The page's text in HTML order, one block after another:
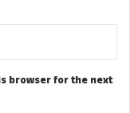
browser for the next